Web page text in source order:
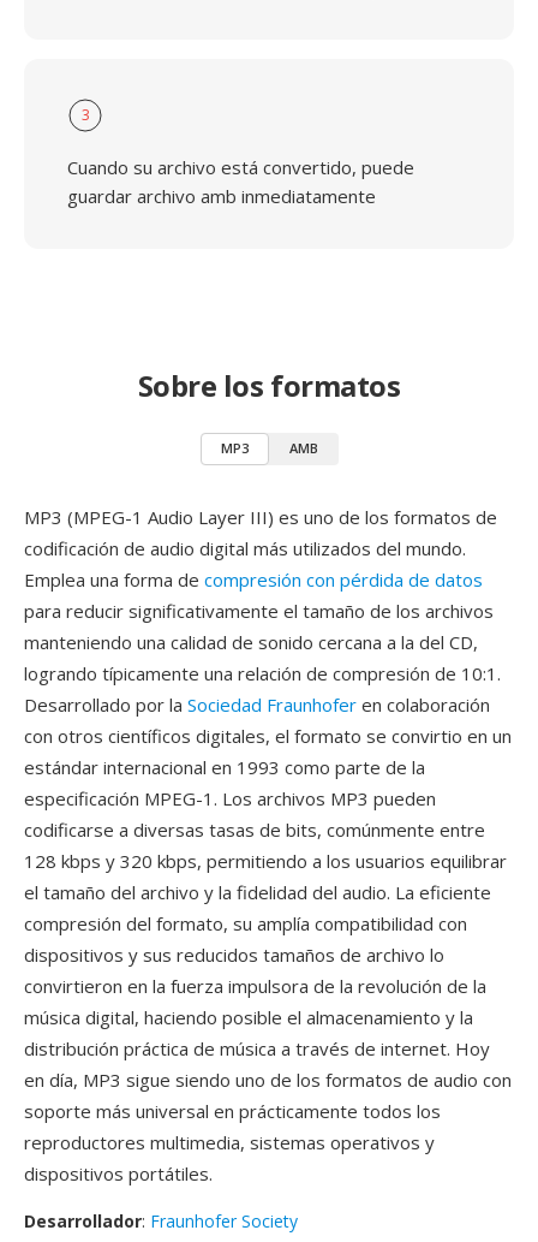
3
Cuando su archivo está convertido, puede
guardar archivo amb inmediatamente
Sobre los formatos
MP3 AMB
MP3 (MPEG-1 Audio Layer III) es uno de los formatos de
codificación de audio digital más utilizados del mundo.
Emplea una forma de compresión con pérdida de datos
para reducir significativamente el tamaño de los archivos
manteniendo una calidad de sonido cercana a la del CD,
logrando típicamente una relación de compresión de 10:1.
Desarrollado por la Sociedad Fraunhofer en colaboración
con otros científicos digitales, el formato se convirtio en un
estándar internacional en 1993 como parte de la
especificación MPEG-1. Los archivos MP3 pueden
codificarse a diversas tasas de bits, comúnmente entre
128 kbps y 320 kbps, permitiendo a los usuarios equilibrar
el tamaño del archivo y la fidelidad del audio. La eficiente
compresión del formato, su amplía compatibilidad con
dispositivos y sus reducidos tamaños de archivo lo
convirtieron en la fuerza impulsora de la revolución de la
música digital, haciendo posible el almacenamiento y la
distribución práctica de música a través de internet. Hoy
en día, MP3 sigue siendo uno de los formatos de audio con
soporte más universal en prácticamente todos los
reproductores multimedia, sistemas operativos y
dispositivos portátiles.
Desarrollador: Fraunhofer Society